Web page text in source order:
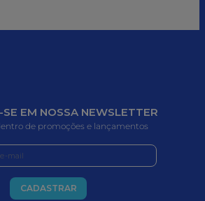
EM NOSSA NEWSLETTER
de promoções e lançamentos
CADASTRAR